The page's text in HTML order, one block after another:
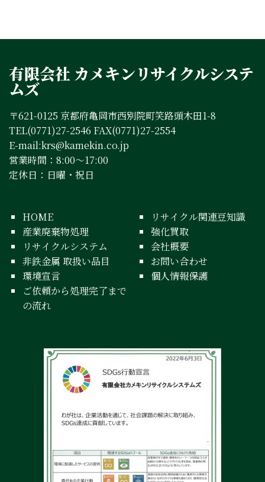
有限会社 カメキンリサイクルシステ
ムズ
〒621-0125 京都府亀岡市西別院町笑路頭木田1-8
TEL(0771)27-2546 FAX(0771)27-2554
E-mail:krs@kamekin.co.jp
営業時間：8:00～17:00
定休日：日曜・祝日
HOME
産業廃棄物処理
リサイクルシステム
非鉄金属 取扱い品目
環境宣言
ご依頼から処理完了まで
の流れ
リサイクル関連豆知識
強化買取
会社概要
お問い合わせ
個人情報保護